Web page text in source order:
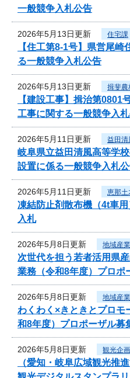
一般競争入札公告
2026年5月13日更新 住宅課
【住工第8-1号】県営尾
る一般競争入札公告
2026年5月13日更新 揖斐農
【建設工事】揖治第0801
工事に関する一般競争入
2026年5月11日更新 益田清
岐阜県立益田清風高等学
設置に係る一般競争入札
2026年5月11日更新 恵那土
凍結防止剤散布機（4t車
入札
2026年5月8日更新 地域産
次世代を担う若者活用県
業務（令和8年度）プロポ
2026年5月8日更新 地域産
わくわく×きときとプロモ
和8年度）プロポーザル募
2026年5月8日更新 観光企
（愛知・岐阜広域観光推